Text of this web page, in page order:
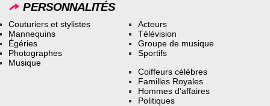
PERSONNALITÉS
Couturiers et stylistes
Mannequins
Égéries
Photographes
Musique
Acteurs
Télévision
Groupe de musique
Sportifs
Coiffeurs célèbres
Familles Royales
Hommes d’affaires
Politiques